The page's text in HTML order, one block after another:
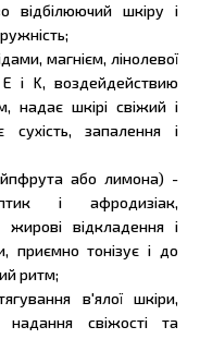
відбілюючий шкіру і
магнієм, лінолевої
і K, воздейдействию
надає шкірі свіжий і
сухість, запалення і
або лимона) -
і афродизіак,
жирові відкладення і
приємно тонізує і до
ритм;
в'ялої шкіри,
надання свіжості та